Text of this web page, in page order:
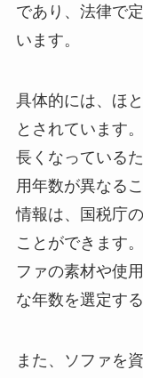
であり、法律で
います。
具体的には、ほ
とされています
長くなっている
用年数が異なる
情報は、国税庁
ことができます
ファの素材や使
な年数を選定す
また、ソファを